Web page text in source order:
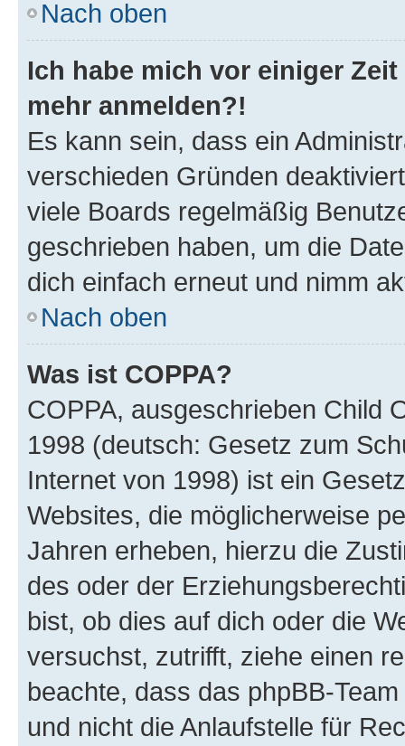
Nach oben
Ich habe mich vor einiger
mehr anmelden?!
Es kann sein, dass ein
verschieden Gründen
viele Boards regelmäßig
geschrieben haben, um die
dich einfach erneut und nimm
Nach oben
Was ist COPPA?
COPPA, ausgeschrieben Child
1998 (deutsch: Gesetz zum
Internet von 1998) ist ein
Websites, die möglicherweise
Jahren erheben, hierzu die
des oder der
bist, ob dies auf dich oder die
versuchst, zutrifft, ziehe einen
beachte, dass das phpBB-
und nicht die Anlaufstelle für